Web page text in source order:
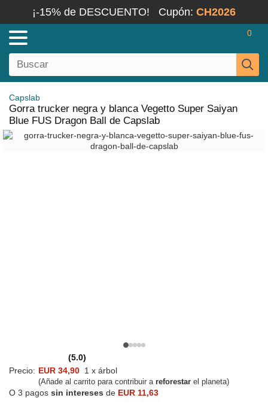
¡-15% de DESCUENTO! Cupón: CH2026
0
Capslab
Gorra trucker negra y blanca Vegetto Super Saiyan
Blue FUS Dragon Ball de Capslab
(5.0)
Precio: EUR 34,90 1 x árbol
(Añade al carrito para contribuir a reforestar el planeta)
O 3 pagos sin intereses de EUR 11,63